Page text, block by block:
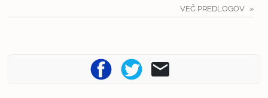
VEČ PREDLOGOV